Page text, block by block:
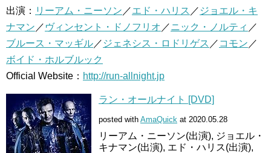
出演： リーアム・ニーソン ／エド・ハリス ／ ジョエル・キ
ナマン ／ ヴィンセント・ドノフリオ ／ニック・ノルティ ／
ブルース・マッギル／ ジェネシス・ロドリゲス ／ コモン ／
ボイド・ホルブルック
Official Website： http://run-allnight.jp
ラン・オールナイト [DVD]
posted with AmaQuick at 2020.05.28
リーアム・ニーソン(出演), ジョエル・
キナマン(出演), エド・ハリス(出演),